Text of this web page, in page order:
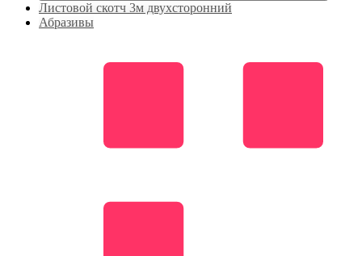
Листовой скотч 3м двухсторонний
Абразивы